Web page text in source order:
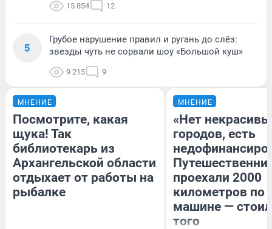
15 854 12
5
Грубое нарушение правил и ругань до слёз:
звезды чуть не сорвали шоу «Большой куш»
9 215 9
МНЕНИЕ
Посмотрите, какая
щука! Так
библиотекарь из
Архангельской области
отдыхает от работы на
рыбалке
МНЕНИЕ
«Нет
городов, есть
проехали 2000
километров по
машине —
того